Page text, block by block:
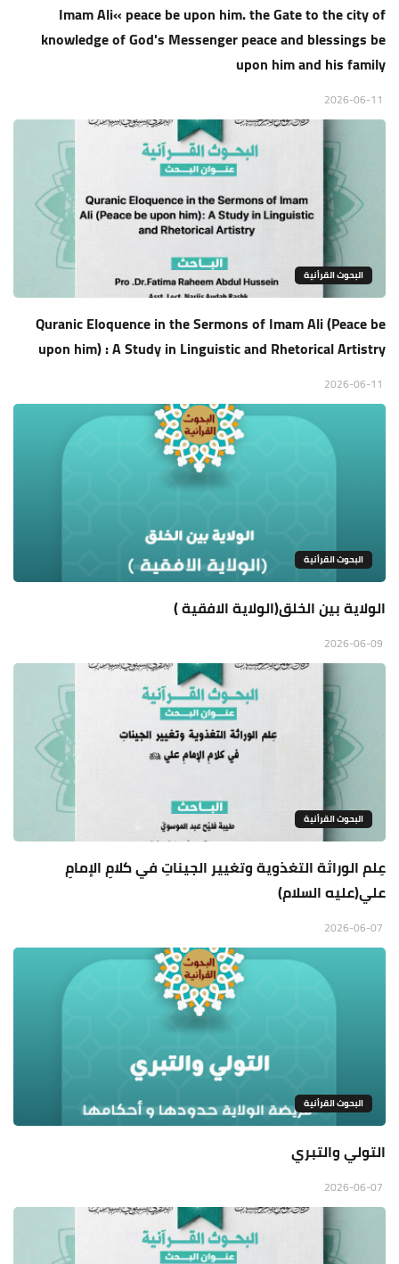
Imam Ali« peace be upon him. the Gate to the city of
knowledge of God's Messenger peace and blessings be
upon him and his family
البحوث القرأنية
Quranic Eloquence in the Sermons of Imam Ali (Peace be
upon him) : A Study in Linguistic and Rhetorical Artistry
البحوث القرأنية
الولاية بين الخلق(الولاية الافقية )
البحوث القرأنية
عِلم الوراثة التغذوية وتغيير الجيناتِ في كلامِ الإمامِ
علي(عليه السلام)
البحوث القرأنية
التولي والتبري